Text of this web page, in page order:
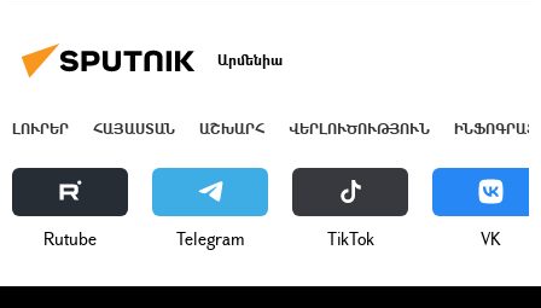
Արմենիա
ԼՈՒՐԵՐ ՀԱՅԱՍՏԱՆ ԱՇԽԱՐՀ ՎԵՐԼՈՒԾՈՒԹՅՈՒՆ
Rutube Telegram ТikТоk VK